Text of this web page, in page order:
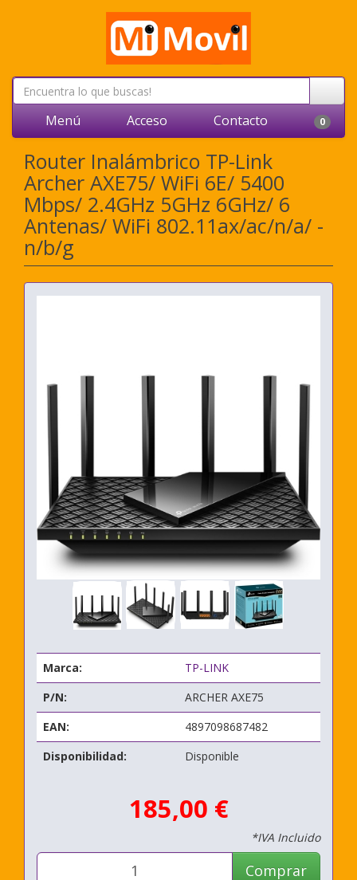
Menú Acceso Contacto 0
Router Inalámbrico TP-Link
Archer AXE75/ WiFi 6E/ 5400
Mbps/ 2.4GHz 5GHz 6GHz/ 6
Antenas/ WiFi 802.11ax/ac/n/a/ -
n/b/g
Marca:
TP-LINK
P/N:
ARCHER AXE75
EAN:
4897098687482
Disponibilidad:
Disponible
185,00 €
*IVA Incluido
Comprar